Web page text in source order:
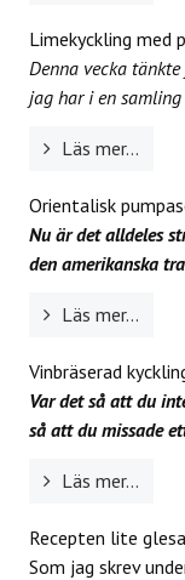
Limekyckling med
Denna vecka
jag har i en samling
Läs mer...
Orientalisk
Nu är det alldeles
den amerikanska
Läs mer...
Vinbräserad
Var det så att du
så att du missade
Läs mer...
Recepten lite
Som jag skrev